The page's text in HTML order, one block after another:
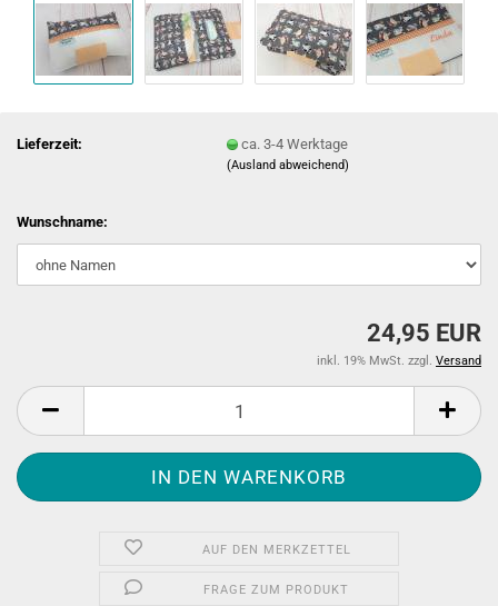
Lieferzeit: ca. 3-4 Werktage
(Ausland abweichend)
Wunschname:
24,95 EUR
inkl. 19% MwSt. zzgl. Versand
AUF DEN MERKZETTEL
FRAGE ZUM PRODUKT